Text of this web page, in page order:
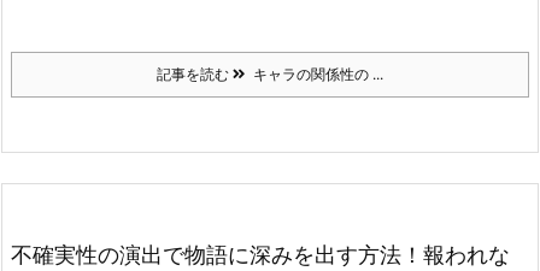
記事を読む キャラの関係性の ...
不確実性の演出で物語に深みを出す方法！報われな